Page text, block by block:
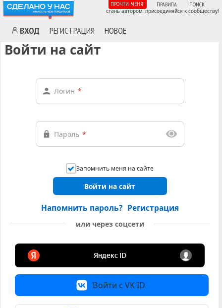
ВХОД РЕГИСТРАЦИЯ НОВОЕ
ПРОЧТИ МЕНЯ! ПРАВИЛА ПОИСК
стань автором. присоединяйся к сообществу!
Войти на сайт
Логин *
Пароль *
Запомнить меня на сайте
Войти на сайт
Напомнить пароль? Регистрация
или через соцсети
Войти с VK ID